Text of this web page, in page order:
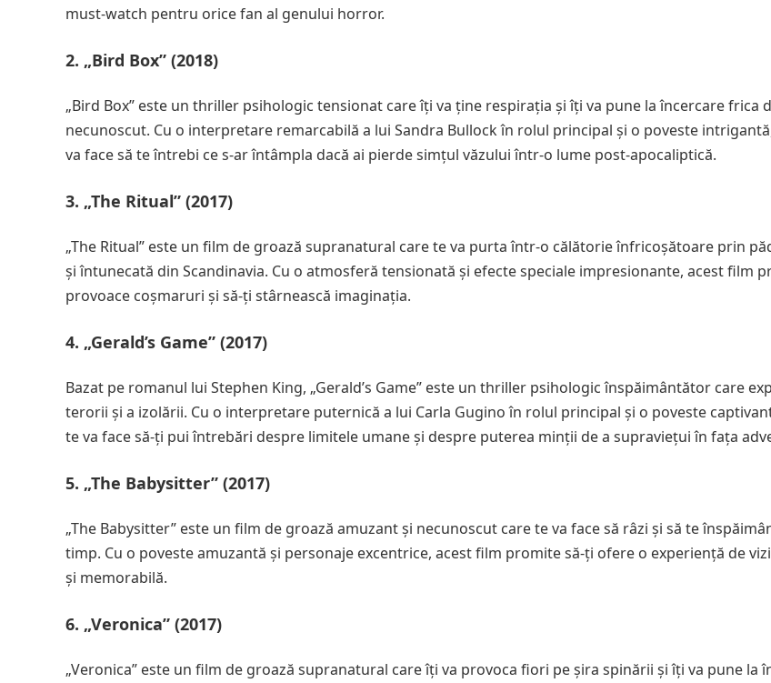
must-watch pentru orice fan al genului horror.
2. „Bird Box” (2018)
„Bird Box” este un thriller psihologic tensionat care îți va ține respirația și îți va pune la încercare frica
necunoscut. Cu o interpretare remarcabilă a lui Sandra Bullock în rolul principal și o poveste
va face să te întrebi ce s-ar întâmpla dacă ai pierde simțul văzului într-o lume post-apocaliptică.
3. „The Ritual” (2017)
„The Ritual” este un film de groază supranatural care te va purta într-o călătorie înfricoșătoare prin
și întunecată din Scandinavia. Cu o atmosferă tensionată și efecte speciale impresionante, acest film
provoace coșmaruri și să-ți stârnească imaginația.
4. „Gerald’s Game” (2017)
Bazat pe romanul lui Stephen King, „Gerald’s Game” este un thriller psihologic înspăimântător care
terorii și a izolării. Cu o interpretare puternică a lui Carla Gugino în rolul principal și o poveste
te va face să-ți pui întrebări despre limitele umane și despre puterea minții de a supraviețui în fața
5. „The Babysitter” (2017)
„The Babysitter” este un film de groază amuzant și necunoscut care te va face să râzi și să te
timp. Cu o poveste amuzantă și personaje excentrice, acest film promite să-ți ofere o experiență de
și memorabilă.
6. „Veronica” (2017)
„Veronica” este un film de groază supranatural care îți va provoca fiori pe șira spinării și îți va pune la